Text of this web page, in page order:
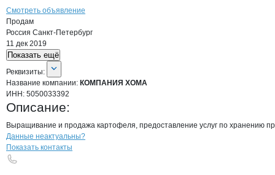
Смотреть объявление
Продам
Россия Санкт-Петербург
11 дек 2019
Показать ещё
О компании
Реквизиты
Реквизиты:
Название компании: КОМПАНИЯ ХОМА
ИНН: 5050033392
Описание:
Выращивание и продажа картофеля, предоставление услуг по хранению
Контактыкомпании
+7(800)000-00-..
Данные неактуальны?
Показать контакты